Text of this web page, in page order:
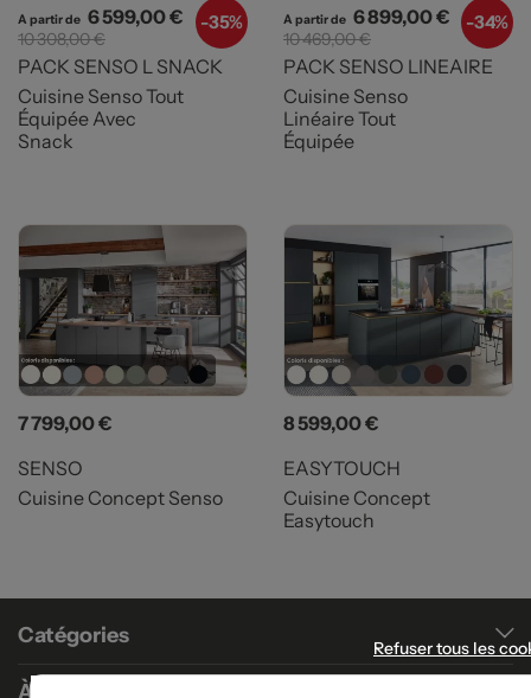
-35%
A partir de Prix
6 599,00 € Prix de base
10 308,00 €
PACK SENSO L SNACK
Cuisine Senso Tout
Équipée Avec
Snack
-34%
A partir de Prix
6 899,00 € Prix de
10 469,00 €
PACK SENSO LINEAIRE
Cuisine Senso
Linéaire Tout
Équipée
Prix
7 799,00 €
SENSO
Cuisine Concept Senso
Prix
8 599,00 €
EASYTOUCH
Cuisine Concept
Easytouch
Catégories
À propos
Refuser tous les